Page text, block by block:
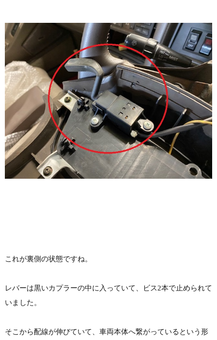
これが裏側の状態ですね。
レバーは黒いカプラーの中に入っていて、ビス2本で止められて
いました。
そこから配線が伸びていて、車両本体へ繋がっているという形